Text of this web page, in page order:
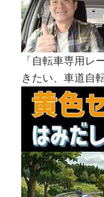
「自転車専用レ
きたい、車道自